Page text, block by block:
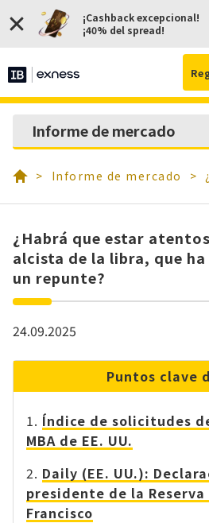
¡Cashback excepcional!
¡40% del spread!
Informe de mercado
Informe de mercado
¿Habrá que estar
alcista de la libra, que
un repunte?
24.09.2025
Puntos clave
Índice de solicitudes
MBA de EE. UU.
Daily (EE. UU.):
presidente de la Reserva
Francisco